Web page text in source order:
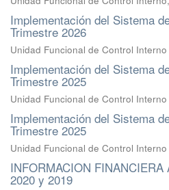
Implementación del Sistema
Trimestre 2026
Unidad Funcional de Control Interno
Implementación del Sistema
Trimestre 2025
Unidad Funcional de Control Interno
Implementación del Sistema
Trimestre 2025
Unidad Funcional de Control Interno
INFORMACION
2020 y 2019